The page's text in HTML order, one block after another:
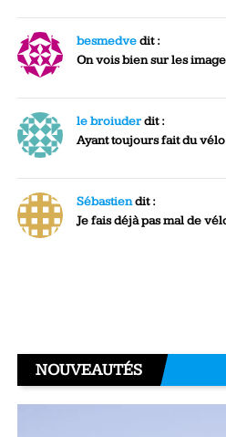
besmedvedit :
On vois bien sur les
le broiuderdit :
Ayant toujours fait du
Sébastiendit :
Je fais déjà pas mal de
NOUVEAUTÉS